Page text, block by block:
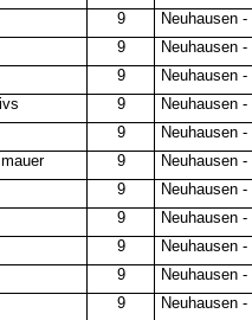
9
Neuhausen
9
Neuhausen
9
Neuhausen
9
Neuhausen
9
Neuhausen
9
Neuhausen
9
Neuhausen
9
Neuhausen
9
Neuhausen
9
Neuhausen
9
Neuhausen